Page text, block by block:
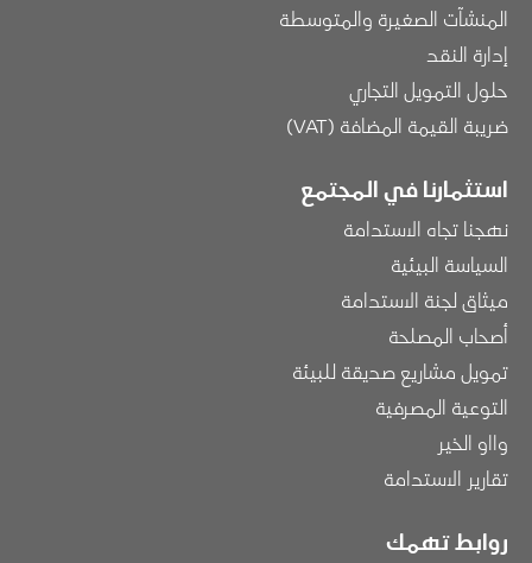
المنشآت الصغيرة والمتوسطة
إدارة النقد
حلول التمويل التجاري
ضريبة القيمة المضافة (VAT)
استثمارنا في المجتمع
نهجنا تجاه الاستدامة
السياسة البيئية
ميثاق لجنة الاستدامة
أصحاب المصلحة
تمويل مشاريع صديقة للبيئة
التوعية المصرفية
وااو الخير
تقارير الاستدامة
روابط تهمك